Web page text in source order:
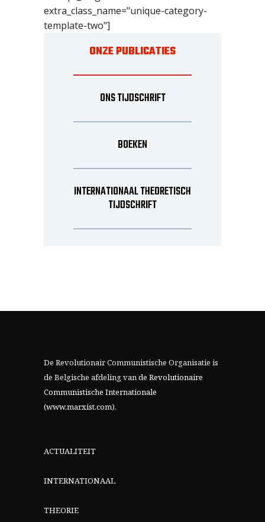
extra_class_name="unique-category-
template-two"]
ONZE PUBLICATIES
ONS TIJDSCHRIFT
BOEKEN
INTERNATIONAAL THEORETISCH
TIJDSCHRIFT
De Revolutionair Communistische Organisatie is
de Belgische afdeling vande Revolutionaire
Communistische Internationale
(www.marxist.com).
ACTUALITEIT
INTERNATIONAAL
THEORIE